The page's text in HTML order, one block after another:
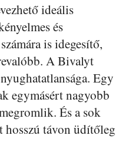
ideális
és
is idegesítő,
A Bivalyt
Egy
egymásért nagyobb
És a sok
hosszú távon üdítőleg